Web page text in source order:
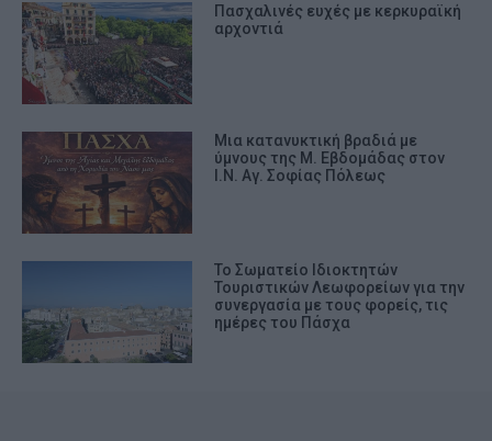
Πασχαλινές ευχές με κερκυραϊκή
αρχοντιά
Μια κατανυκτική βραδιά με
ύμνους της Μ. Εβδομάδας στον
Ι.Ν. Αγ. Σοφίας Πόλεως
Το Σωματείο Ιδιοκτητών
Τουριστικών Λεωφορείων για την
συνεργασία με τους φορείς, τις
ημέρες του Πάσχα